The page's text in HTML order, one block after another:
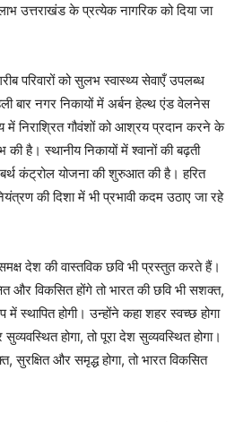
उत्तराखंड के प्रत्येक नागरिक को दिया जा
परिवारों को सुलभ स्वास्थ्य सेवाएँ उपलब्ध
बार नगर निकायों में अर्बन हेल्थ एंड वेलनेस
में निराश्रित गौवंशों को आश्रय प्रदान करने के
है। स्थानीय निकायों में श्वानों की बढ़ती
कंट्रोल योजना की शुरुआत की है। हरित
की दिशा में भी प्रभावी कदम उठाए जा रहे
देश की वास्तविक छवि भी प्रस्तुत करते हैं।
और विकसित होंगे तो भारत की छवि भी सशक्त,
स्थापित होगी। उन्होंने कहा शहर स्वच्छ होगा
होगा, तो पूरा देश सुव्यवस्थित होगा।
और समृद्ध होगा, तो भारत विकसित